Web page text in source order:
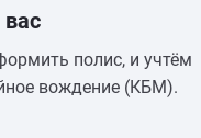
полис, и учтём
вождение (КБМ).